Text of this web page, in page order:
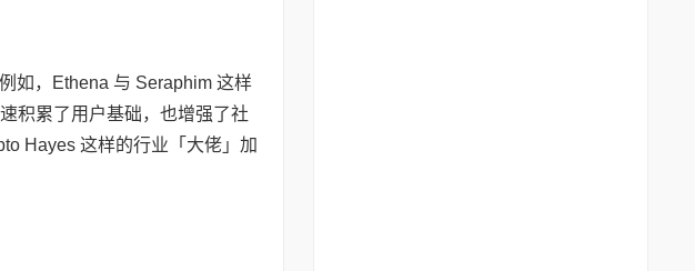
如，Ethena 与 Seraphim 这样
积累了用户基础，也增强了社
Hayes 这样的行业「大佬」加